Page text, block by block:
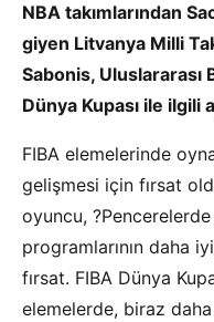
NBA takımlarından
giyen Litvanya Milli
Sabonis, Uluslararası
Dünya Kupası ile ilgili
FIBA elemelerinde
gelişmesi için fırsat
oyuncu,
programlarının daha
fırsat. FIBA Dünya
elemelerde, biraz